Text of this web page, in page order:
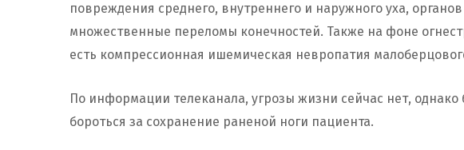
повреждения среднего, внутреннего и наружного уха,
множественные переломы конечностей. Также на фоне
есть компрессионная ишемическая невропатия
По информации телеканала, угрозы жизни сейчас нет,
бороться за сохранение раненой ноги пациента.